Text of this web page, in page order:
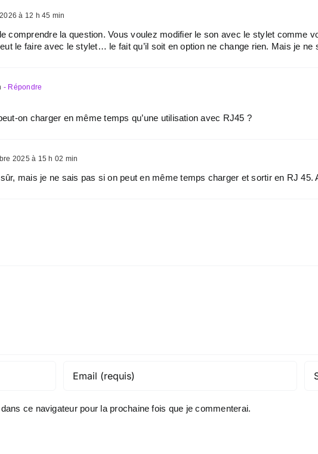
à 12 h 45 min
comprendre la question. Vous voulez modifier le son avec le stylet comme
le faire avec le stylet… le fait qu’il soit en option ne change rien. Mais je
- Répondre
on charger en même temps qu’une utilisation avec RJ45 ?
2025 à 15 h 02 min
mais je ne sais pas si on peut en même temps charger et sortir en RJ
ce navigateur pour la prochaine fois que je commenterai.